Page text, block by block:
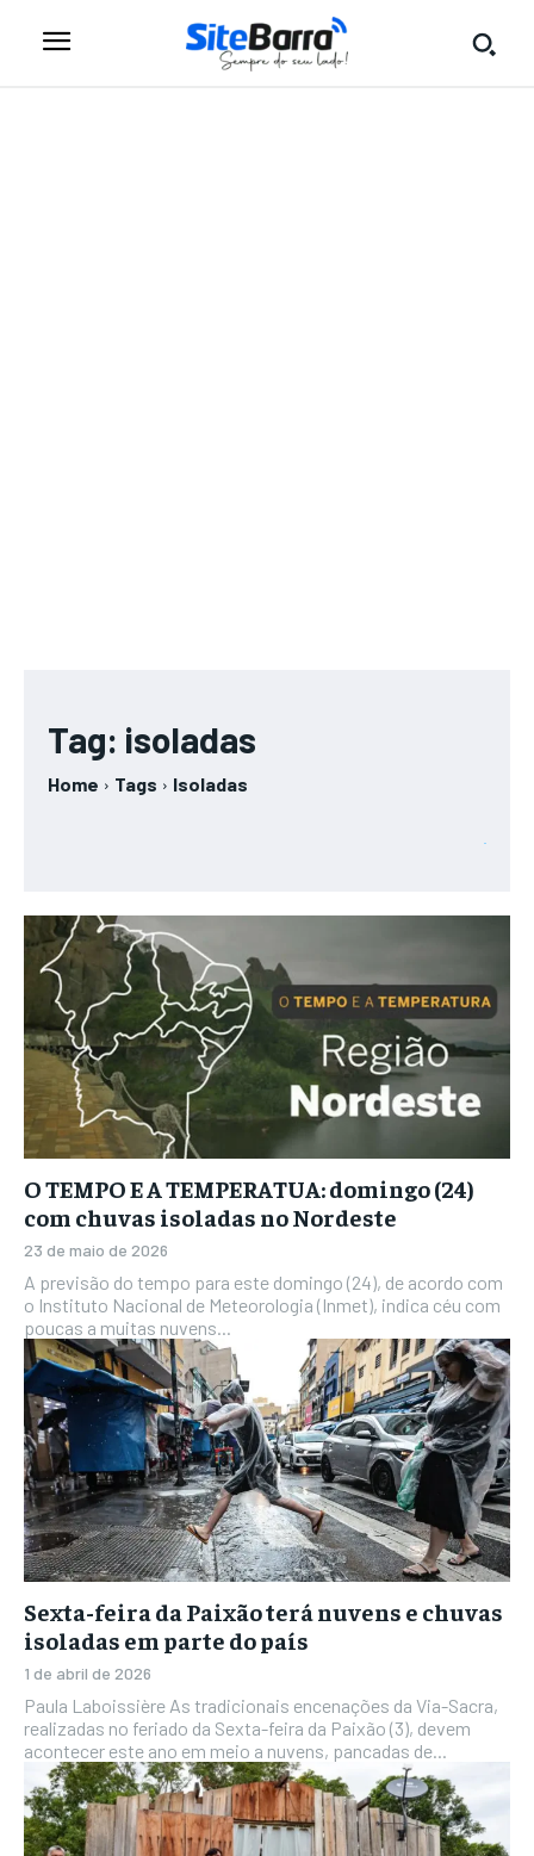
Tag: isoladas
Home Tags Isoladas
O TEMPO E A TEMPERATUA: domingo (24)
com chuvas isoladas no Nordeste
23 de maio de 2026
A previsão do tempo para este domingo (24), de acordo com
o Instituto Nacional de Meteorologia (Inmet), indica céu com
poucas a muitas nuvens...
Sexta-feira da Paixão terá nuvens e chuvas
isoladas em parte do país
1 de abril de 2026
Paula Laboissière As tradicionais encenações da Via-Sacra,
realizadas no feriado da Sexta-feira da Paixão (3), devem
acontecer este ano em meio a nuvens, pancadas de...